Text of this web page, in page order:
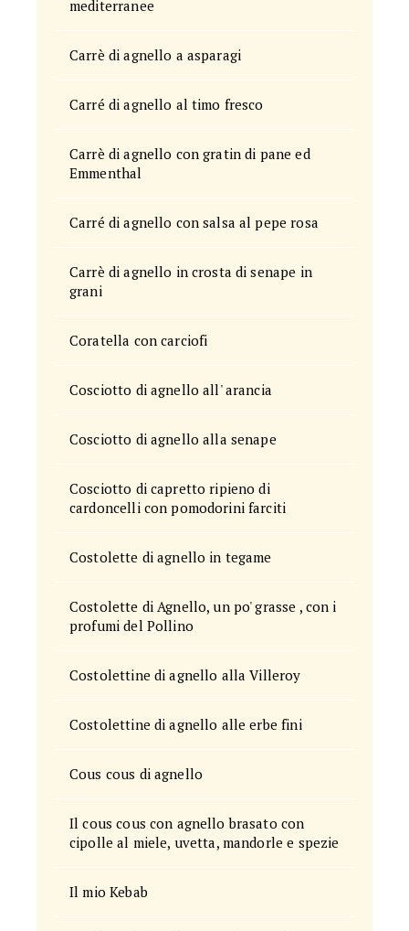
mediterranee
Carrè di agnello a asparagi
Carré di agnello al timo fresco
Carrè di agnello con gratin di pane ed
Emmenthal
Carré di agnello con salsa al pepe rosa
Carrè di agnello in crosta di senape in
grani
Coratella con carciofi
Cosciotto di agnello all' arancia
Cosciotto di agnello alla senape
Cosciotto di capretto ripieno di
cardoncelli con pomodorini farciti
Costolette di agnello in tegame
Costolette di Agnello, un po' grasse , con i
profumi del Pollino
Costolettine di agnello alla Villeroy
Costolettine di agnello alle erbe fini
Cous cous di agnello
Il cous cous con agnello brasato con
cipolle al miele, uvetta, mandorle e spezie
Il mio Kebab